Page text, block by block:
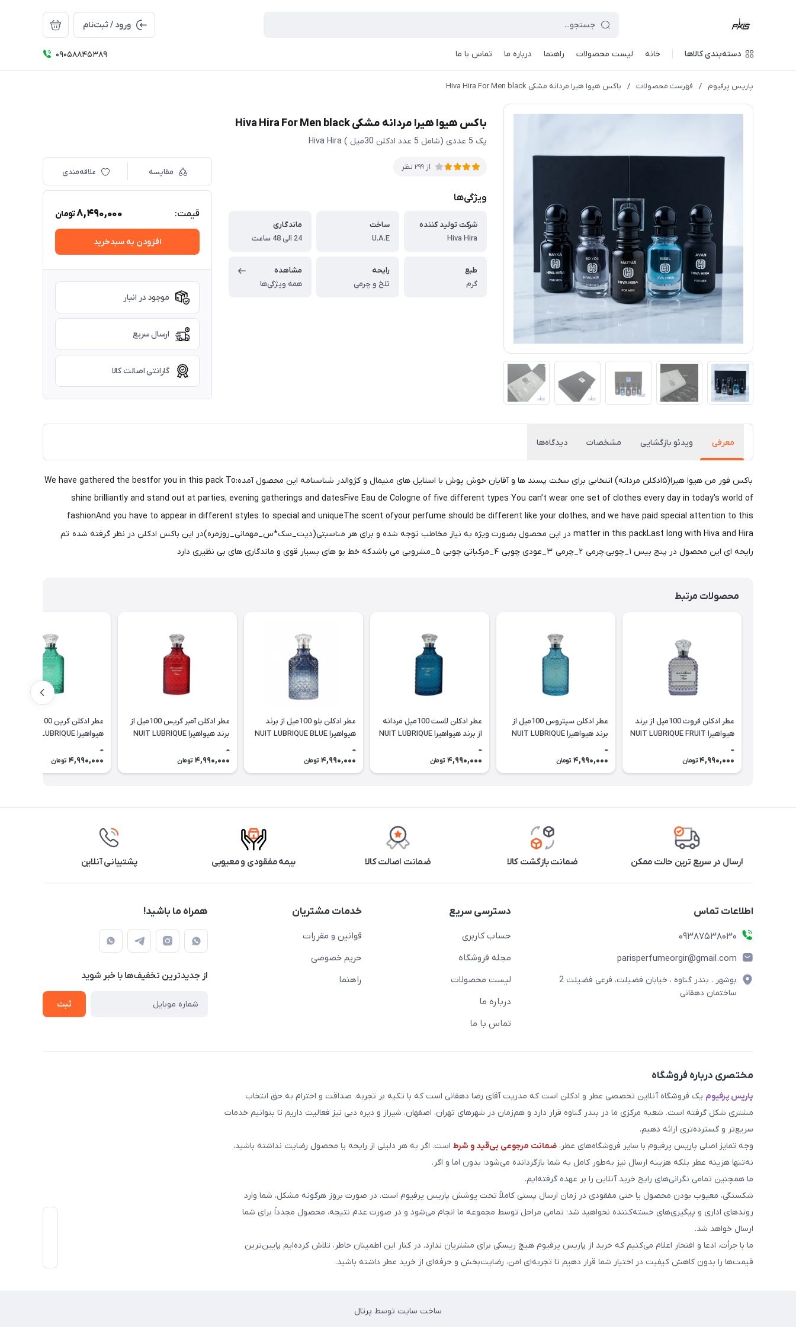
ورود / ثبت‌نام
دسته‌بندی کالاها خانه لیست محصولات راهنما درباره ما تماس با ما 09058845389
پاریس پرفیوم / فهرست محصولات / باکس هیوا هیرا مردانه مشکی Hiva Hira For Men black
باکس هیوا هیرا مردانه مشکی Hiva Hira For Men black
پک 5 عددی (شامل 5 عدد ادکلن 30میل ) Hiva Hira
از 299 نظر
ویژگی‌ها
شرکت تولید کننده
Hiva Hira
ساخت
U.A.E
ماندگاری
24 الی 48 ساعت
طبع
گرم
رایحه
تلخ و چرمی
مشاهده
همه ویژگی‌ها
مقایسه علاقه‌مندی
قیمت: 8,490,000تومان
افزودن به سبدخرید
موجود در انبار
ارسال سریع
گارانتی اصالت کالا
معرفی ویدئو بازگشایی مشخصات دیدگاه‌ها
باکس فور من هیوا هیرا(۵ادکلن مردانه) انتخابی برای سخت پسند ها و آقایان خوش پوش با استایل های منیمال و کژوالدر شناسنامه این محصول آمده:We have gathered the bestfor you in this pack To
shine brilliantly and stand out at parties, evening gatherings and datesFive Eau de Cologne of five different types You can’t wear one set of clothes every day in today's world of
fashionAnd you have to appear in different styles to special and uniqueThe scent ofyour perfume should be different like your clothes, and we have paid special attention to this
matter in this packLast long with Hiva and Hira در این محصول بصورت ویژه به نیاز مخاطب توجه شده و برای هر مناسبتی(دیت_سک*س_مهمانی_روزمره)در این باکس ادکلن در نظر گرفته شده تم
رایحه ای این محصول در پنج بیس ۱_چوبی،چرمی ۲_چرمی ۳_عودی چوبی ۴_مرکباتی چوبی ۵_مشروبی می باشدکه خط بو های بسیار قوی و ماندگاری های بی نظیری دارد
محصولات مرتبط
عطر ادکلن فروت 100میل از برند
هیواهیرا NUIT LUBRIQUE FRUIT
0
4,990,000 تومان
عطر ادکلن سیتروس 100میل از
برند هیواهیرا NUIT LUBRIQUE
0
4,990,000 تومان
عطر ادکلن لاست 100میل مردانه
از برند هیواهیرا NUIT LUBRIQUE
0
4,990,000 تومان
عطر ادکلن بلو 100میل از برند
هیواهیرا NUIT LUBRIQUE BLUE
0
4,990,000 تومان
عطر ادکلن آمبر گریس 100میل از
برند هیواهیرا NUIT LUBRIQUE
0
4,990,000 تومان
هیواهیرا NUIT LUBRIQUE
0
4,990,000 تومان
ارسال در سریع ترین حالت ممکن ضمانت بازگشت کالا ضمانت اصالت کالا بیمه مفقودی و معیوبی پشتیبانی آنلاین
اطلاعات تماس
09387538030
parisperfumeorgir@gmail.com
بوشهر . بندر گناوه ، خیابان فضیلت، فرعی فضیلت 2
ساختمان دهقانی
دسترسی سریع
حساب کاربری
مجله فروشگاه
لیست محصولات
درباره ما
تماس با ما
خدمات مشتریان
قوانین و مقررات
حریم خصوصی
راهنما
همراه ما باشید!
از جدید‌ترین تخفیف‌ها با‌ خبر شوید
ثبت
مختصری درباره فروشگاه
پاریس پرفیوم یک فروشگاه آنلاین تخصصی عطر و ادکلن است که مدریت آقای رضا دهقانی است که با تکیه بر تجربه، صداقت و احترام به حق انتخاب
مشتری شکل گرفته است. شعبه مرکزی ما در بندر گناوه قرار دارد و هم‌زمان در شهرهای تهران، اصفهان، شیراز و دیره دبی نیز فعالیت داریم تا بتوانیم خدمات
سریع‌تر و گسترده‌تری ارائه دهیم.
وجه تمایز اصلی پاریس پرفیوم با سایر فروشگاه‌های عطر، ضمانت مرجوعی بی‌قید و شرط است. اگر به هر دلیلی از رایحه یا محصول رضایت نداشته باشید،
نه‌تنها هزینه عطر بلکه هزینه ارسال نیز به‌طور کامل به شما بازگردانده می‌شود؛ بدون اما و اگر.
ما همچنین تمامی نگرانی‌های رایج خرید آنلاین را بر عهده گرفته‌ایم.
شکستگی، معیوب بودن محصول یا حتی مفقودی در زمان ارسال پستی کاملاً تحت پوشش پاریس پرفیوم است. در صورت بروز هرگونه مشکل، شما وارد
روندهای اداری و پیگیری‌های خسته‌کننده نخواهید شد؛ تمامی مراحل توسط مجموعه ما انجام می‌شود و در صورت عدم نتیجه، محصول مجدداً برای شما
ارسال خواهد شد.
ما با جرأت، ادعا و افتخار اعلام می‌کنیم که خرید از پاریس پرفیوم هیچ ریسکی برای مشتریان ندارد. در کنار این اطمینان خاطر، تلاش کرده‌ایم پایین‌ترین
قیمت‌ها را بدون کاهش کیفیت در اختیار شما قرار دهیم تا تجربه‌ای امن، رضایت‌بخش و حرفه‌ای از خرید عطر داشته باشید.
ساخت سایت توسط پرتال